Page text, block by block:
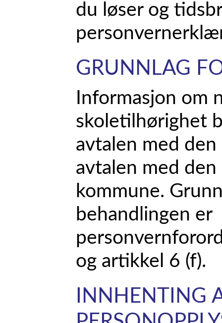
du løser og
GRUNNLAG
Informasjon om
skoletilhørighet
avtalen med
avtalen med
kommune.
behandlingen er
og artikkel 6 (f).
INNHENTING